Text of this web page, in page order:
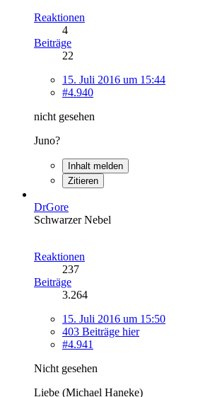
Reaktionen
4
Beiträge
22
15. Juli 2016 um 15:44
#4.940
nicht gesehen
Juno?
Inhalt melden
Zitieren
DrGore
Schwarzer Nebel
Reaktionen
237
Beiträge
3.264
15. Juli 2016 um 15:50
403 Beiträge hier
#4.941
Nicht gesehen
Liebe (Michael Haneke)